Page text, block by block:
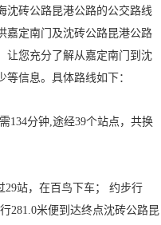
沈砖公路昆港公路的公交路线
嘉定南门及沈砖公路昆港公路
让您充分了解从嘉定南门到沈
信息。具体路线如下：
134分钟,途经39个站点，共换
29站，在百鸟下车； 约步行
281.0米便到达终点沈砖公路昆